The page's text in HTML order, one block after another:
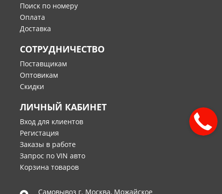
Поиск по номеру
Оплата
Доставка
СОТРУДНИЧЕСТВО
Поставщикам
Оптовикам
Скидки
ЛИЧНЫЙ КАБИНЕТ
Вход для клиентов
Регистация
Заказы в работе
Запрос по VIN авто
Корзина товаров
Самовывоз г. Москва, Можайское